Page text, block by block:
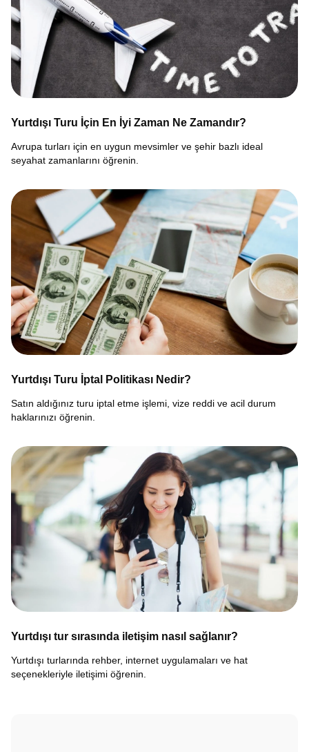
Yurtdışı Turu İçin En İyi Zaman Ne Zamandır?
Avrupa turları için en uygun mevsimler ve şehir bazlı ideal
seyahat zamanlarını öğrenin.
Yurtdışı Turu İptal Politikası Nedir?
Satın aldığınız turu iptal etme işlemi, vize reddi ve acil durum
haklarınızı öğrenin.
Yurtdışı tur sırasında iletişim nasıl sağlanır?
Yurtdışı turlarında rehber, internet uygulamaları ve hat
seçenekleriyle iletişimi öğrenin.